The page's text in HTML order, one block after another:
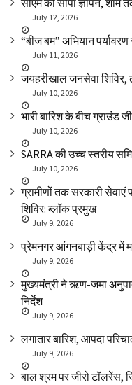
सीएम को सौंपा ज्ञापन, शाम
July 12, 2026
“बीज बम” अभियान
July 11, 2026
जयहरीखाल जनसेवा शिविर,
July 10, 2026
भारी बारिश के बीच ग्राउंड
July 10, 2026
SARRA की उच्च स्तरीय
July 10, 2026
ग्रामीणों तक सरकारी सेवाएं
शिविर: ब्लॉक प्रमुख
July 9, 2026
प्रेमनगर आंगनबाड़ी केंद्र में
July 9, 2026
मुख्यमंत्री ने ऋण-जमा
निर्देश
July 9, 2026
लगातार बारिश, आपदा
July 9, 2026
बाल श्रम पर जीरो टॉलरेंस,